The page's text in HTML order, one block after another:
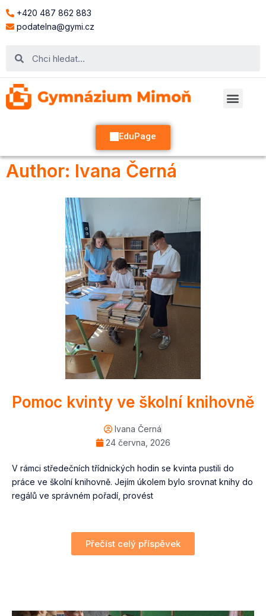
+420 487 862 883
podatelna@gymi.cz
EduPage
Author: Ivana Černá
Pomoc kvinty ve školní knihovně
Ivana Černá
24 června, 2026
V rámci středečních třídnických hodin se kvinta pustili do
práce ve školní knihovně. Jejím úkolem bylo srovnat knihy do
regálů ve správném pořadí, provést
Přečíst celý příspěvek